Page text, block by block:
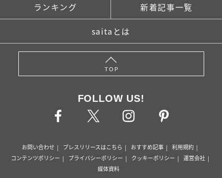
ランキング 新着記事一覧
saitaとは
TOP
FOLLOW US!
お問い合わせ プレスリリースはこちら おすすめ記事
利用規約
コンテンツポリシー
プライバシーポリシー クッキーポリシー
運営会社
媒体資料